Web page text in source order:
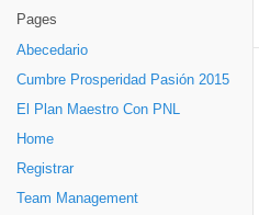
Pages
Abecedario
Cumbre Prosperidad Pasión 2015
El Plan Maestro Con PNL
Home
Registrar
Team Management